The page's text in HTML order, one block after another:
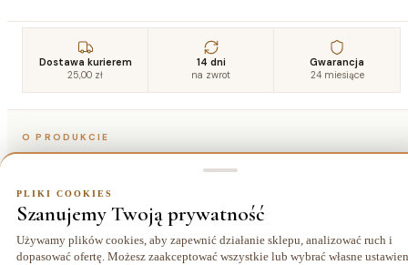
Dostawa kurierem
25,00 zł
14 dni
na zwrot
Gwarancja
24 miesiące
O PRODUKCIE
Opis
PLIKI COOKIES
Szanujemy Twoją prywatność
Używamy plików cookies, aby zapewnić działanie sklepu, analizować ruch i
dopasować ofertę. Możesz zaakceptować wszystkie lub wybrać własne